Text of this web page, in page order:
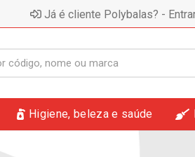
Já é cliente Polybalas? -
Higiene, beleza e saúde